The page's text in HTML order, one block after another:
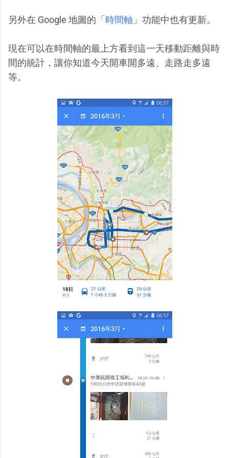
另外在 Google 地圖的「時間軸 」功能中也有更新。
現在可以在時間軸的最上方看到這一天移動距離與時
間的統計，讓你知道今天開車開多遠、走路走多遠
等。